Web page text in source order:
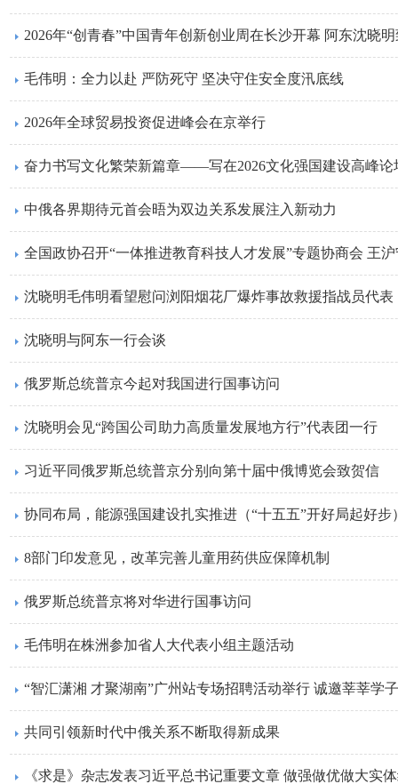
2026年“创青春”中国青年创新创业周在长沙开幕 阿东沈晓
毛伟明：全力以赴 严防死守 坚决守住安全度汛底线
2026年全球贸易投资促进峰会在京举行
奋力书写文化繁荣新篇章——写在2026文化强国建设高峰论
中俄各界期待元首会晤为双边关系发展注入新动力
全国政协召开“一体推进教育科技人才发展”专题协商会 王
沈晓明毛伟明看望慰问浏阳烟花厂爆炸事故救援指战员代表
​沈晓明与阿东一行会谈
俄罗斯总统普京今起对我国进行国事访问
​沈晓明会见“跨国公司助力高质量发展地方行”代表团一行
习近平同俄罗斯总统普京分别向第十届中俄博览会致贺信
协同布局，能源强国建设扎实推进（“十五五”开好局起好步
8部门印发意见，改革完善儿童用药供应保障机制
俄罗斯总统普京将对华进行国事访问
毛伟明在株洲参加省人大代表小组主题活动
“智汇潇湘 才聚湖南”广州站专场招聘活动举行 诚邀莘莘学
共同引领新时代中俄关系不断取得新成果
《求是》杂志发表习近平总书记重要文章 做强做优做大实